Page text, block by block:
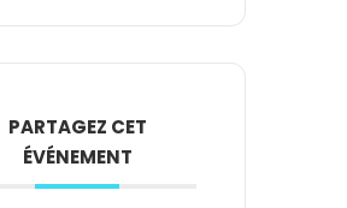
PARTAGEZ CET
ÉVÉNEMENT